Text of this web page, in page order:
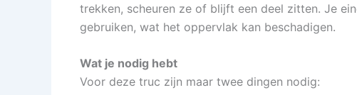
trekken, scheuren ze of blijft een deel zitten. Je
gebruiken, wat het oppervlak kan beschadigen.
Wat je nodig hebt
Voor deze truc zijn maar twee dingen nodig: